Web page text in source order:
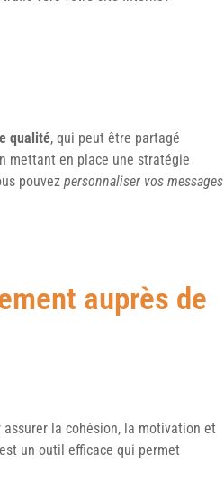
qualité, qui peut être partagé
mettant en place une stratégie
pouvez personnaliser vos messages
auprès de
la cohésion, la motivation et
un outil efficace qui permet